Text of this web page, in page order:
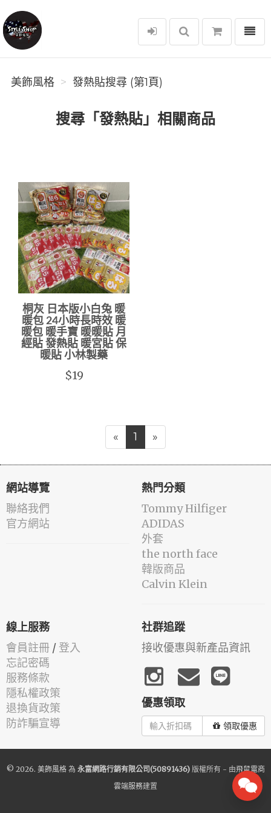
美飾風格
選單
美飾風格 發熱貼搜尋 (第1頁)
搜尋「發熱貼」相關商品
桐灰 日本版小白兔 暖
暖包 24小時長時效 暖
暖包 暖手寶 暖暖貼 月
經貼 發熱貼 暖宮貼 保
暖貼 小林製藥
$19
« 1 »
網站導覽
聯絡我們
官方網站
熱門分類
Tommy Hilfiger
ADIDAS
外套
the north face
韓版商品
Calvin Klein
線上服務
會員註冊 / 登入
忘記密碼
服務條款
隱私權政策
退換貨政策
防詐騙宣導
社群追蹤
接收優惠與新產品資訊
優惠領取
領取優惠
© 2026. 美飾風格為 永富網路行銷有限公司(50891436)版權所有 - 由飛鼠電商
雲端服務建置